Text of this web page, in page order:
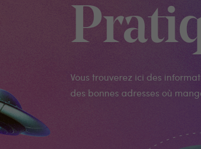
Vous trouverez ici des
des bonnes adresses où